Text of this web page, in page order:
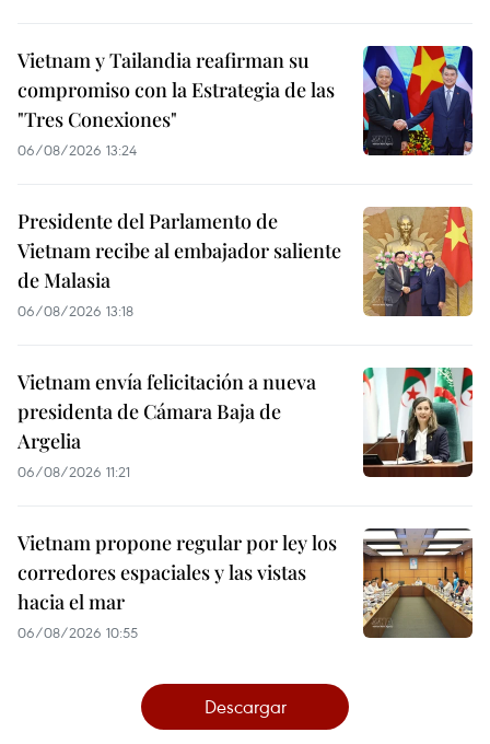
Vietnam y Tailandia reafirman su
compromiso con la Estrategia de las
"Tres Conexiones"
06/08/2026 13:24
Presidente del Parlamento de
Vietnam recibe al embajador saliente
de Malasia
06/08/2026 13:18
Vietnam envía felicitación a nueva
presidenta de Cámara Baja de
Argelia
06/08/2026 11:21
Vietnam propone regular por ley los
corredores espaciales y las vistas
hacia el mar
06/08/2026 10:55
Descargar